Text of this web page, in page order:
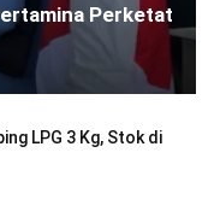
Perketat
LPG 3 Kg, Stok di